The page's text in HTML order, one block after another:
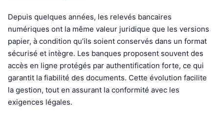
Depuis quelques années, les relevés bancaires
numériques ont la même valeur juridique que les versions
papier, à condition qu’ils soient conservés dans un format
sécurisé et intègre. Les banques proposent souvent des
accès en ligne protégés par authentification forte, ce qui
garantit la fiabilité des documents. Cette évolution facilite
la gestion, tout en assurant la conformité avec les
exigences légales.